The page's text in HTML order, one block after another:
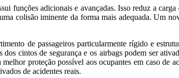
funções adicionais e avançadas. Isso reduz a
colisão iminente da forma mais adequada. Um
de passageiros particularmente rígido e
cintos de segurança e os airbags podem ser
proteção possível aos ocupantes em caso de
de acidentes reais.